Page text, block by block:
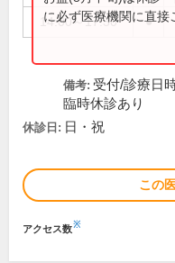
14:00～17:30 ●
に必ず医療機関に直接
備考: 受付/診療日
臨時休診あり
休診日: 日・祝
この
アクセス数※